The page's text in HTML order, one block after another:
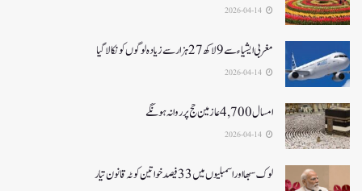
مغربی ایشیا ء سے 9 لاکھ 27ہزار سے زیادہ لوگوں کو نکالا گیا
امسال 4,700 عازمین حج پر روانہ ہونگے
لوک سبھا اور اسمبلیوں میں33فیصدخواتین کوٹہ قانون تیار